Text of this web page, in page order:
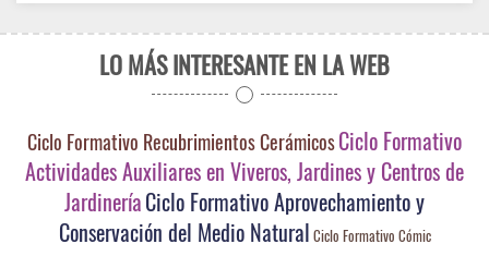
LO MÁS INTERESANTE EN LA WEB
Ciclo Formativo Recubrimientos CerámicosCiclo Formativo
Actividades Auxiliares en Viveros, Jardines y Centros de
JardineríaCiclo Formativo Aprovechamiento y
Conservación del Medio Natural Ciclo Formativo Cómic